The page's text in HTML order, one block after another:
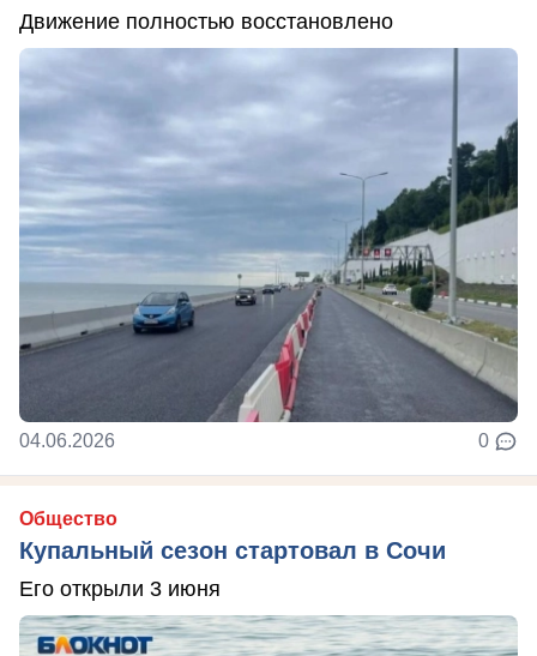
Движение полностью восстановлено
04.06.2026 0
Общество
Купальный сезон стартовал в Сочи
Его открыли 3 июня